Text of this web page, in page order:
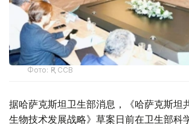
Фото: ҚР ССВ
据哈萨克斯坦卫生部消息，《哈萨克斯坦
生物技术发展战略》草案日前在卫生部科